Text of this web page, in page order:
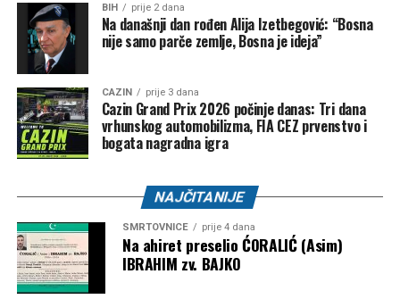
BIH prije 2 dana
Na današnji dan rođen Alija Izetbegović: “Bosna
nije samo parče zemlje, Bosna je ideja”
CAZIN prije 3 dana
Cazin Grand Prix 2026 počinje danas: Tri dana
vrhunskog automobilizma, FIA CEZ prvenstvo i
bogata nagradna igra
NAJČITANIJE
SMRTOVNICE prije 4 dana
Na ahiret preselio ĆORALIĆ (Asim)
IBRAHIM zv. BAJKO